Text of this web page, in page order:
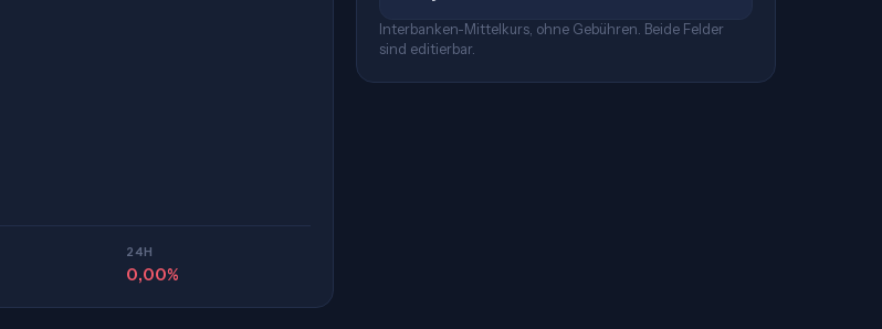
24H
0,00%
Interbanken-Mittelkurs, ohne Gebühren. Beide Felder
sind editierbar.